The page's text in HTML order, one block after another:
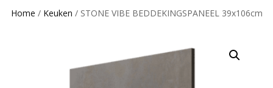
Home / Keuken / STONE VIBE BEDDEKINGSPANEEL 39x106cm